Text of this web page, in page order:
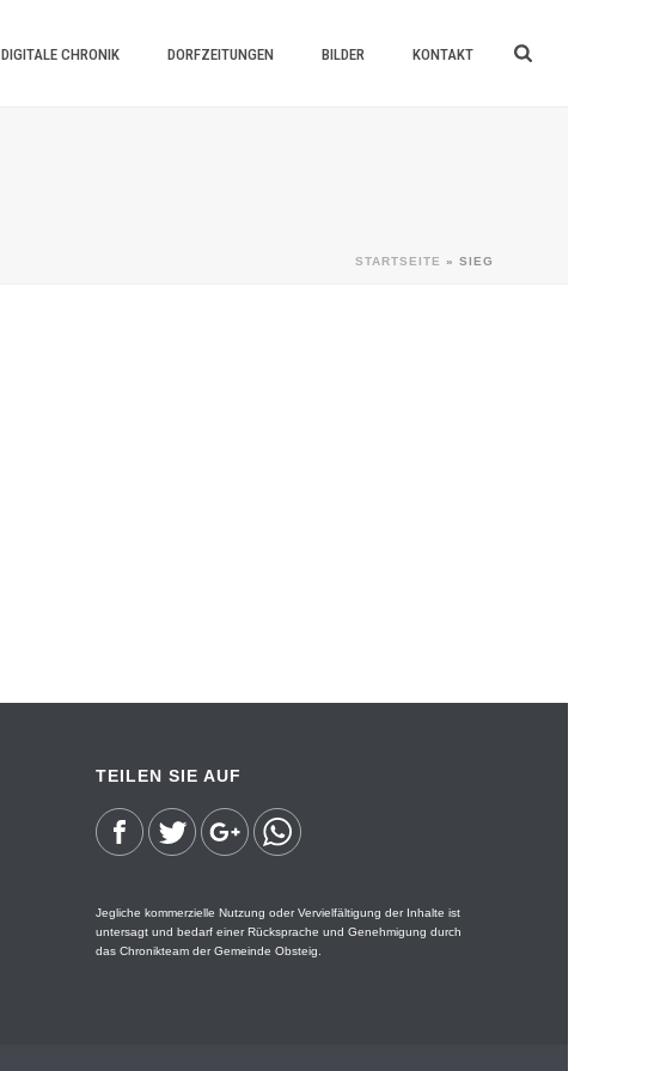
DIGITALE CHRONIK DORFZEITUNGEN BILDER KONTAKT
STARTSEITE » SIEG
TEILEN SIE AUF
Jegliche kommerzielle Nutzung oder Vervielfältigung der Inhalte ist
untersagt und bedarf einer Rücksprache und Genehmigung durch
das Chronikteam der Gemeinde Obsteig.